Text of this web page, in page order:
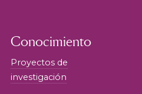
Conocimiento
Proyectos de
investigación